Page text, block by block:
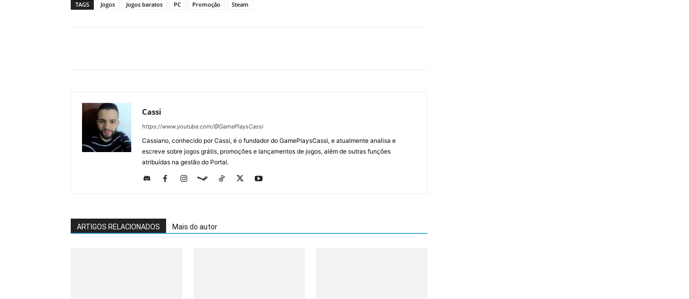
TAGS Jogos Jogos baratos PC Promoção Steam
Cassi
https://www.youtube.com/@GamePlaysCassi
Cassiano, conhecido por Cassi, é o fundador do GamePlaysCassi, e atualmente analisa e
escreve sobre jogos grátis, promoções e lançamentos de jogos, além de outras funções
atribuídas na gestão do Portal.
ARTIGOS RELACIONADOS Mais do autor